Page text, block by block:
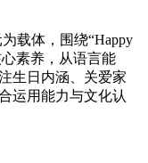
载体，围绕“Happy
心素养，从语言能
生日内涵、关爱家
运用能力与文化认